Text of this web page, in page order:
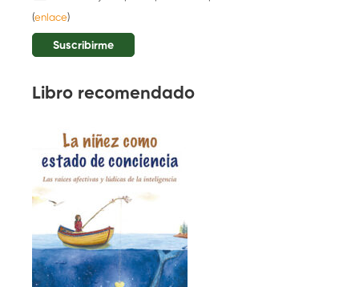
(enlace)
Libro recomendado